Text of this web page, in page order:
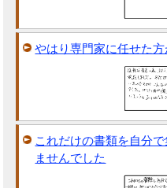
やはり専門家に任せた
これだけの書類を自分
ませんでした